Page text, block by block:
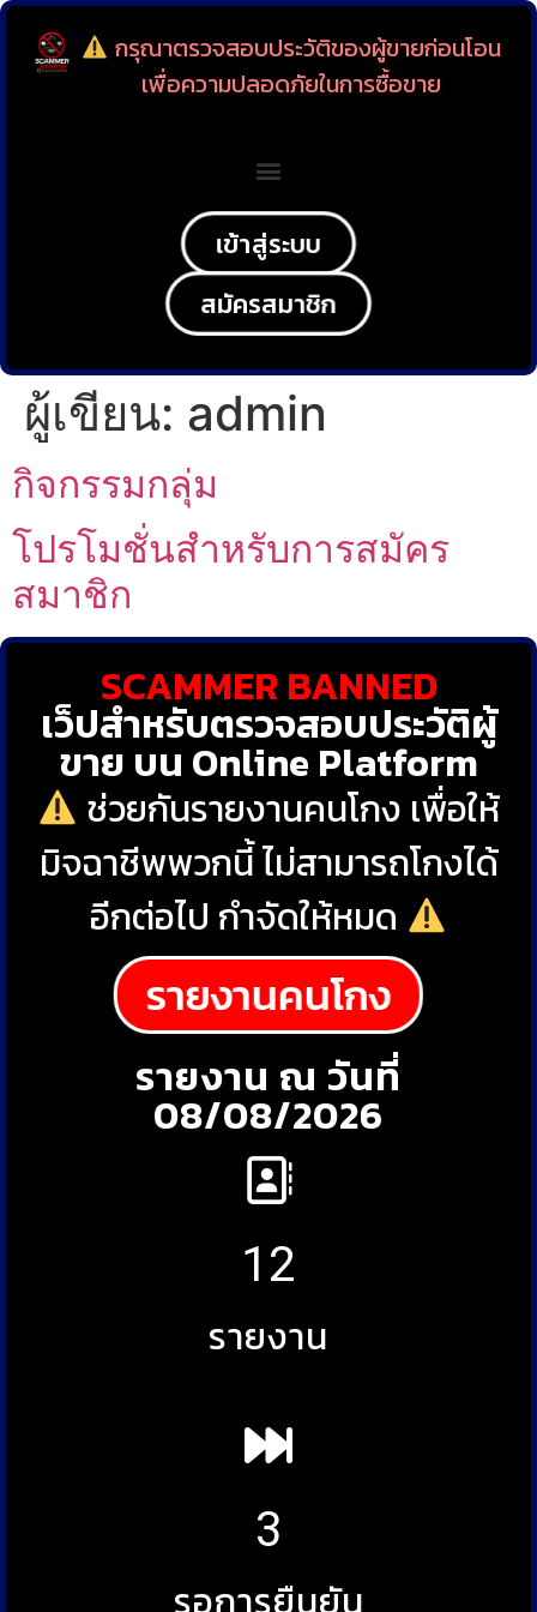
กรุณาตรวจสอบประวัติของผู้ขายก่อนโอน
เพื่อความปลอดภัยในการซื้อขาย
เข้าสู่ระบบ
สมัครสมาชิก
ผู้เขียน: admin
กิจกรรมกลุ่ม
โปรโมชั่นสำหรับการสมัคร
สมาชิก
SCAMMER BANNED
เว็ปสำหรับตรวจสอบประวัติผู้
ขาย บน Online Platform
ช่วยกันรายงานคนโกง เพื่อให้
มิจฉาชีพพวกนี้ ไม่สามารถโกงได้
อีกต่อไป กำจัดให้หมด
รายงานคนโกง
รายงาน ณ วันที่
08/08/2026
12
รายงาน
3